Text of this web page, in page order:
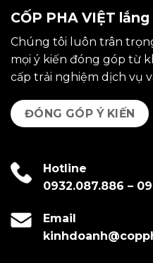
CỐP PHA VIỆT
Chúng tôi luôn trân
mọi ý kiến đóng góp từ
cấp trải nghiệm dịch vụ
ĐÓNG GÓP Ý KIẾN
Hotline
0932.087.886 –
Email